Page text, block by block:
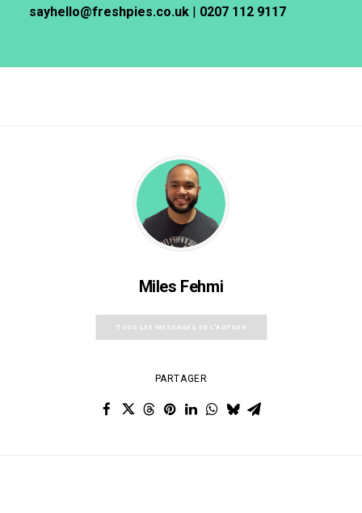
sayhello@freshpies.co.uk | 0207 112 9117
Miles Fehmi
TOUS LES MESSAGES DE L'AUTEUR
PARTAGER